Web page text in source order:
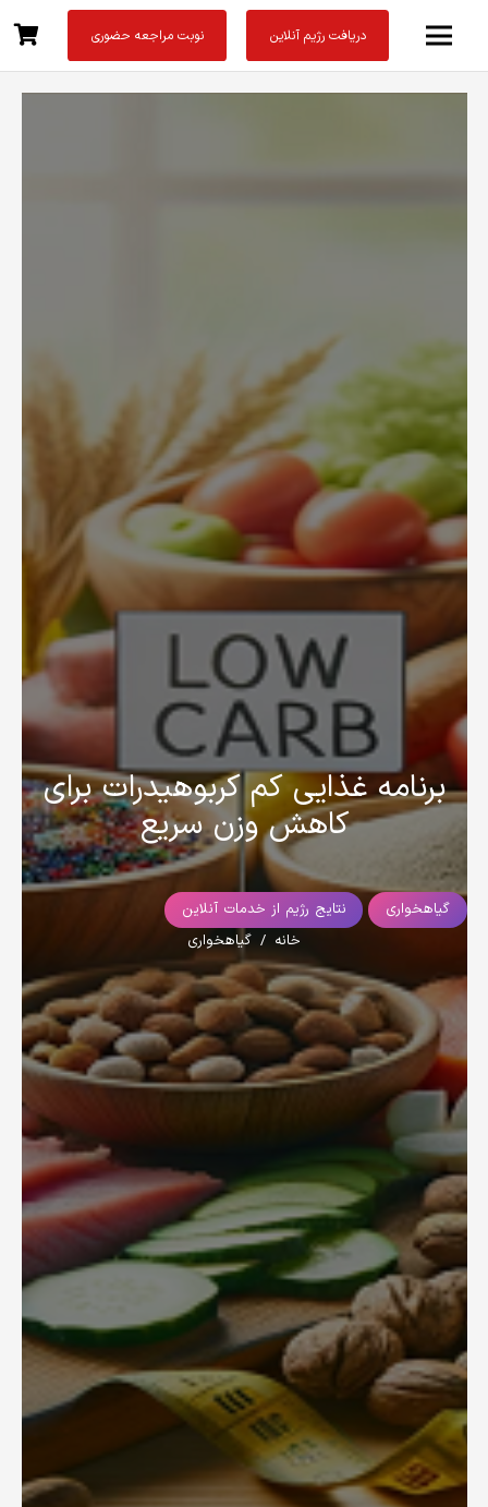
دریافت رژیم آنلاین نوبت مراجعه حضوری
برنامه غذایی کم کربوهیدرات برای
کاهش وزن سریع
گیاهخواری
نتایج رژیم از خدمات آنلاین
خانه / گیاهخواری